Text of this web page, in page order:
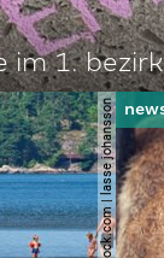
im 1. bezirk